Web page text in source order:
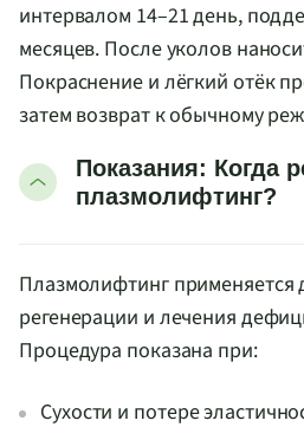
интервалом 14–21 день,
месяцев. После уколов
Покраснение и лёгкий отёк
затем возврат к обычному
Показания: Когда
плазмолифтинг?
Плазмолифтинг применяется
регенерации и лечения
Процедура показана при:
Сухости и потере